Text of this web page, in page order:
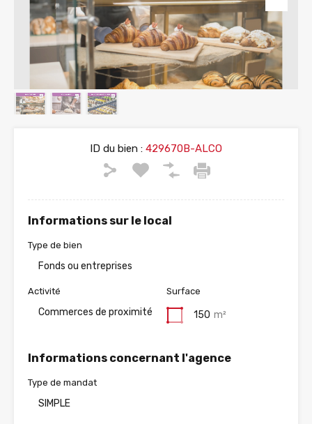
ID du bien : 429670B-ALCO
Informations sur le local
Type de bien
Fonds ou entreprises
Activité
Commerces de proximité
Surface
150 m²
Informations concernant l'agence
Type de mandat
SIMPLE